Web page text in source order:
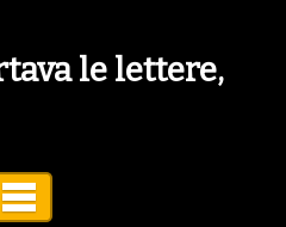
le lettere,